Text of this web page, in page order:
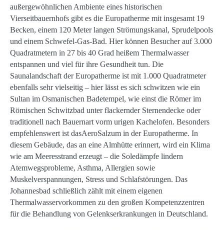
außergewöhnlichen Ambiente eines historischen
Vierseitbauernhofs gibt es die Europatherme mit insgesamt 19
Becken, einem 120 Meter langen Strömungskanal, Sprudelpools
und einem Schwefel-Gas-Bad. Hier können Besucher auf 3.000
Quadratmetern in 27 bis 40 Grad heißem Thermalwasser
entspannen und viel für ihre Gesundheit tun. Die
Saunalandschaft der Europatherme ist mit 1.000 Quadratmeter
ebenfalls sehr vielseitig – hier lässt es sich schwitzen wie ein
Sultan im Osmanischen Badetempel, wie einst die Römer im
Römischen Schwitzbad unter flackernder Sternendecke oder
traditionell nach Bauernart vorm urigen Kachelofen. Besonders
empfehlenswert ist dasAeroSalzum in der Europatherme. In
diesem Gebäude, das an eine Almhütte erinnert, wird ein Klima
wie am Meeresstrand erzeugt – die Soledämpfe lindern
Atemwegsprobleme, Asthma, Allergien sowie
Muskelverspannungen, Stress und Schlafstörungen. Das
Johannesbad schließlich zählt mit einem eigenen
Thermalwasservorkommen zu den großen Kompetenzzentren
für die Behandlung von Gelenkserkrankungen in Deutschland.